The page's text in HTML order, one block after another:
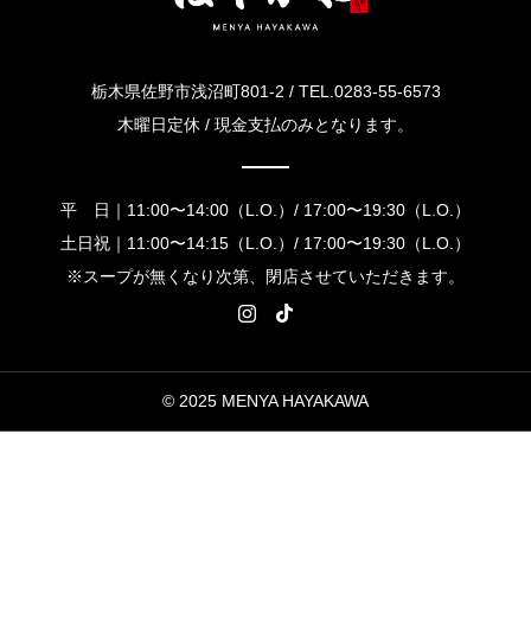
栃木県佐野市浅沼町801-2 / TEL.0283-55-6573
木曜日定休 / 現金支払のみとなります。
平 日｜11:00〜14:00（L.O.）/ 17:00〜19:30（L.O.）
土日祝｜11:00〜14:15（L.O.）/ 17:00〜19:30（L.O.）
※スープが無くなり次第、閉店させていただきます。
© 2025 MENYA HAYAKAWA